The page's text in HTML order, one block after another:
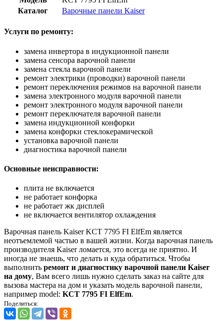
Каталог
Варочные панели Kaiser
Услуги по ремонту:
замена инвертора в индукционной панели
замена сенсора варочной панели
замена стекла варочной панели
ремонт электрики (проводки) варочной панели
ремонт переключения режимов на варочной панели
замена электронного модуля варочной панели
ремонт электронного модуля варочной панели
ремонт переключателя варочной панели
замена индукционной конфорки
замена конфорки стеклокерамической
установка варочной панели
диагностика варочной панели
Основные неисправности:
плита не включается
не работает конфорка
не работает жк дисплей
не включается вентилятор охлаждения
Варочная панель Kaiser KCT 7795 FI ElfEm является
неотъемлемой частью в вашей жизни. Когда варочная панель
производителя Kaiser ломается, это всегда не приятно. И
иногда не знаешь, что делать и куда обратиться. Чтобы
выполнить ремонт и диагностику варочной панели Kaiser
на дому, Вам всего лишь нужно сделать заказ на сайте для
вызова мастера на дом и указать модель варочной панели,
например model: KCT 7795 FI ElfEm.
Поделиться: